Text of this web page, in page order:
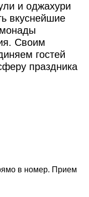
и оджахури
вкуснейшие
Своим
гостей
праздника
в номер. Прием